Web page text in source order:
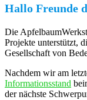
Hallo Freunde
Die
Projekte unterstützt,
Gesellschaft von
Nachdem wir am
Informationsstand
der nächste